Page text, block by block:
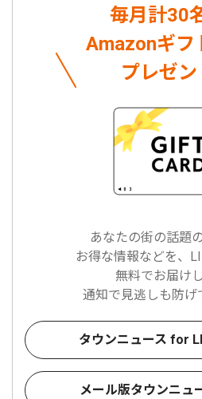
毎月計30
Amazonギフ
プレゼン
あなたの街の話題
お得な情報などを、
無料でお届けし
通知で見逃しも防げ
タウンニュース for
メール版タウンニュ